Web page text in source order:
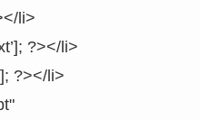
li>
?></li>
?></li>